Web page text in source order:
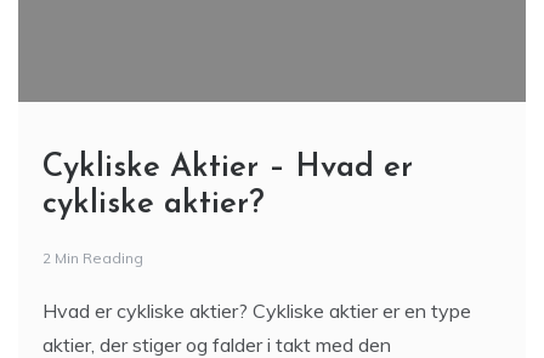
Cykliske Aktier – Hvad er
cykliske aktier?
2 Min Reading
Hvad er cykliske aktier? Cykliske aktier er en type
aktier, der stiger og falder i takt med den